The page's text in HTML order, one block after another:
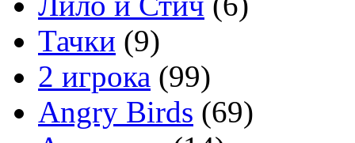
Тачки (9)
2 игрока (99)
Angry Birds (69)